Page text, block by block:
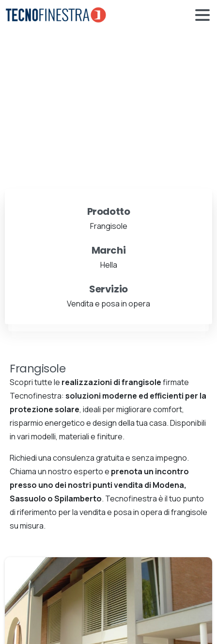
Prodotto
Frangisole
Marchi
Hella
Servizio
Vendita e posa in opera
Frangisole
Scopri tutte le realizzazioni di frangisolefirmate
Tecnofinestra: soluzioni moderne ed efficienti per la
protezione solare, ideali per migliorare comfort,
risparmio energetico e design della tua casa. Disponibili
in vari modelli, materiali e finiture.
Richiedi una consulenza gratuita e senza impegno.
Chiama un nostro esperto e prenota un incontro
presso uno dei nostri punti vendita di Modena,
Sassuolo o Spilamberto. Tecnofinestra è il tuo punto
di riferimento per la vendita e posa in opera di frangisole
su misura.